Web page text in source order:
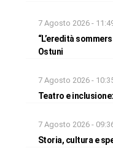
7 Agosto 2026 -
“L’eredità
Ostuni
7 Agosto 2026 -
Teatro e
7 Agosto 2026 -
Storia, cultura e